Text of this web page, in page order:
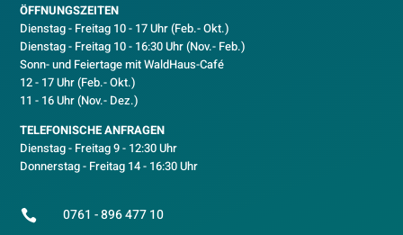
ÖFFNUNGSZEITEN
Dienstag - Freitag 10 - 17 Uhr (Feb.- Okt.)
Dienstag - Freitag 10 - 16:30 Uhr (Nov.- Feb.)
Sonn- und Feiertage mit WaldHaus-Café
12 - 17 Uhr (Feb.- Okt.)
11 - 16 Uhr (Nov.- Dez.)
TELEFONISCHE ANFRAGEN
Dienstag - Freitag 9 - 12:30 Uhr
Donnerstag - Freitag 14 - 16:30 Uhr
 0761 - 896 477 10